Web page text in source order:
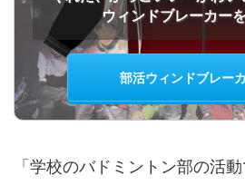
ウィンドブレーカー
部活ウィンドブレー
「学校のバドミントン部の活